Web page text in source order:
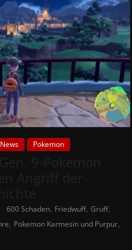
News Pokemon
600 Schaden, Friedwuff, Gruff,
, Pokemon Karmesin und Purpur,